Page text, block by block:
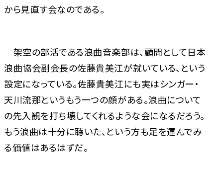
から見直す会なのである。
架空の部活である浪曲音楽部は、顧問として日本
浪曲協会副会長の佐藤貴美江が就いている、という
設定になっている。佐藤貴美江にも実はシンガー・
天川流那というもう一つの顔がある。浪曲について
の先入観を打ち壊してくれるような会になるだろう。
もう浪曲は十分に聴いた、という方も足を運んでみ
る価値はあるはずだ。